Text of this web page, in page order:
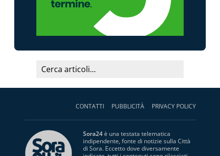
CONTATTI PUBBLICITÀ PRIVACY POLICY
Sora24è una testata telematica
indipendente, fonte di notizie sulla Città
di Sora. Eccetto dove diversamente